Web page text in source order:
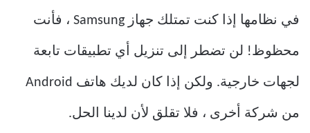
في نظامها إذا كنت تمتلك جهاز Samsung ، فأنت
محظوظ! لن تضطر إلى تنزيل أي تطبيقات تابعة
لجهات خارجية. ولكن إذا كان لديك هاتف Android
من شركة أخرى ، فلا تقلق لأن لدينا الحل.